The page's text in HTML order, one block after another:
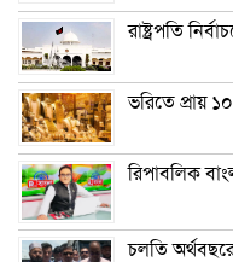
রাষ্ট্রপতি
ভরিতে প্রায়
রিপাবলিক
চলতি